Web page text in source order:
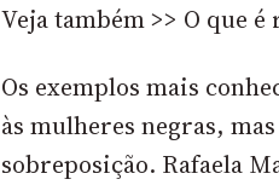
Veja também >> O que
Os exemplos mais
às mulheres negras,
sobreposição. Rafaela